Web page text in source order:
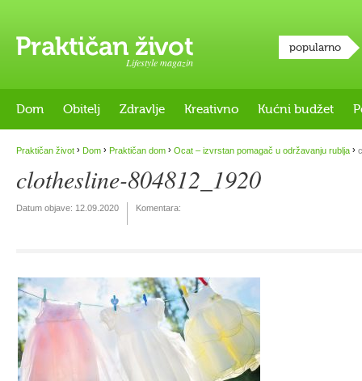
Lifestyle magazin
popularno
Dom Obitelj Zdravlje Kreativno Kućni budžet
Praktičan život › Dom › Praktičan dom › Ocat – izvrstan pomagač u održavanju rublja ›
clothesline-804812_1920
Datum objave: 12.09.2020 Komentara: